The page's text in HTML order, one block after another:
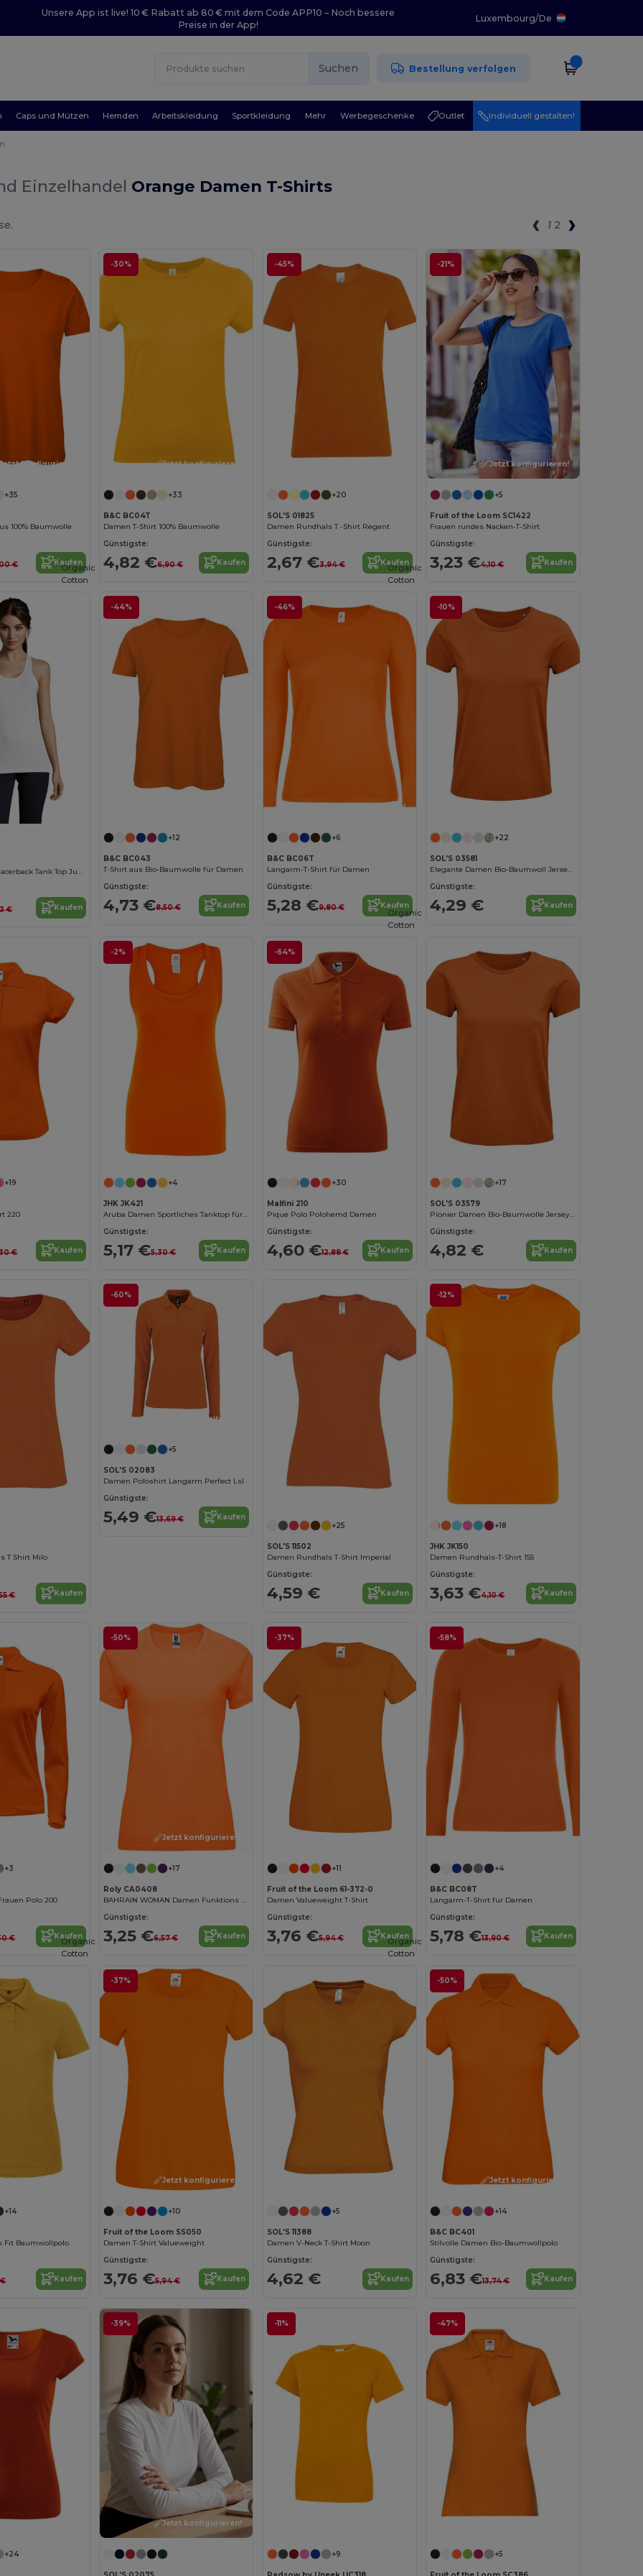
Unsere App ist live! 10 € Rabatt ab 80 € mit dem Code APP10 – Noch bessere
Preise in der App!
Luxembourg/De
Suchen Bestellung verfolgen
Caps und Mützen Hemden Arbeitskleidung Sportkleidung Mehr Werbegeschenke Outlet Individuell gestalten!
Einzelhandel Orange Damen T-Shirts
1 2
konfigurieren!
+35
100% Baumwolle
€ Kaufen
-30%
Jetzt konfigurieren!
+33
B&C BC04T
Damen T-Shirt 100% Baumwolle
Günstigste:
4,82 €6,90 € Kaufen
-45%
+20
SOL'S 01825
Damen Rundhals T -Shirt Regent
Günstigste:
2,67 €3,94 € Kaufen
-21%
Jetzt konfigurieren!
+5
Fruit of the Loom SC1422
Frauen rundes Nacken-T-Shirt
Günstigste:
3,23 €4,10 € Kaufen
Damen Jersey Racerback Tank Top Justin
€ Kaufen
-44%
Organic
Cotton
+12
B&C BC043
T-Shirt aus Bio-Baumwolle für Damen
Günstigste:
4,73 €8,50 € Kaufen
-46%
Jetzt konfigurieren!
+6
B&C BC06T
Langarm-T-Shirt für Damen
Günstigste:
5,28 €9,80 € Kaufen
-10%
Organic
Cotton
+22
SOL'S 03581
Elegante Damen Bio-Baumwoll Jersey T-Shirt
Günstigste:
4,29 € Kaufen
+19
220
€ Kaufen
-2%
+4
JHK JK421
Aruba Damen Sportliches Tanktop für Fitness
Günstigste:
5,17 €5,30 € Kaufen
-64%
+30
Malfini 210
Pique Polo Polohemd Damen
Günstigste:
4,60 €12,88 € Kaufen
Organic
Cotton
+17
SOL'S 03579
Pionier Damen Bio-Baumwolle Jersey T-Shirt
Günstigste:
4,82 € Kaufen
T Shirt Milo
€ Kaufen
-60%
Jetzt konfigurieren!
+5
SOL'S 02083
Damen Poloshirt Langarm Perfect Lsl
Günstigste:
5,49 €13,69 € Kaufen
+25
SOL'S 11502
Damen Rundhals T-Shirt Imperial
Günstigste:
4,59 € Kaufen
-12%
+18
JHK JK150
Damen Rundhals-T-Shirt 155
Günstigste:
3,63 €4,10 € Kaufen
+3
Polo 200
€ Kaufen
-50%
Jetzt konfigurieren!
+17
Roly CA0408
BAHRAIN WOMAN Damen Funktions T-Shirt
Günstigste:
3,25 €6,57 € Kaufen
-37%
+11
Fruit of the Loom 61-372-0
Damen Valueweight T-Shirt
Günstigste:
3,76 €5,94 € Kaufen
-58%
+4
B&C BC08T
Langarm-T-Shirt für Damen
Günstigste:
5,78 €13,90 € Kaufen
konfigurieren!
+14
Fit Baumwollpolo
€ Kaufen
-37%
Organic
Cotton
Jetzt konfigurieren!
+10
Fruit of the Loom SS050
Damen T-Shirt Valueweight
Günstigste:
3,76 €5,94 € Kaufen
+5
SOL'S 11388
Damen V-Neck T-Shirt Moon
Günstigste:
4,62 € Kaufen
-50%
Organic
Cotton
Jetzt konfigurieren!
+14
B&C BC401
Stilvolle Damen Bio-Baumwollpolo
Günstigste:
6,83 €13,74 € Kaufen
+24
-39%
Jetzt konfigurieren!
-11%
+9
-47%
+5